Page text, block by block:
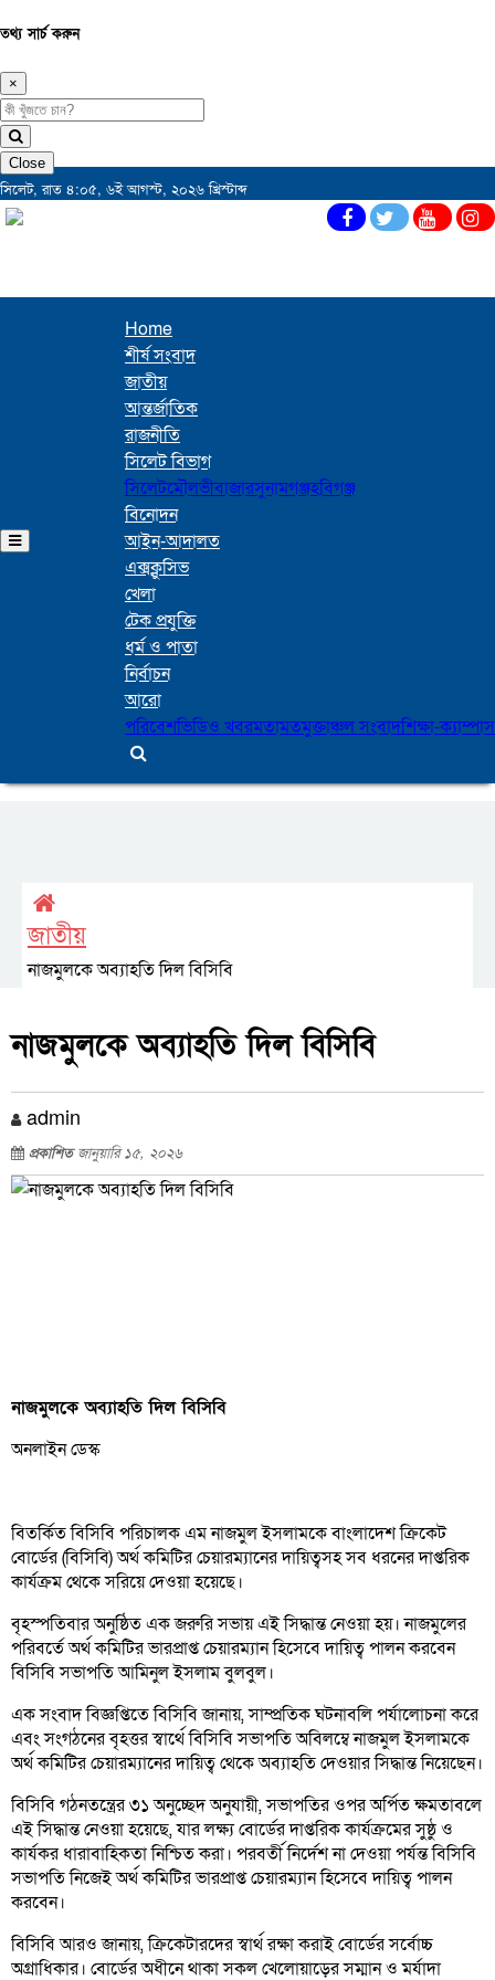
তথ্য সার্চ করুন
×
Close
সিলেট, রাত ৪:০৫, ৬ই আগস্ট, ২০২৬ খ্রিস্টাব্দ
Home
শীর্ষ সংবাদ
জাতীয়
আন্তর্জাতিক
রাজনীতি
সিলেট বিভাগ
সিলেটমৌলভীবাজারসুনামগঞ্জহবিগঞ্জ
বিনোদন
আইন-আদালত
এক্সক্লুসিভ
খেলা
টেক প্রযুক্তি
ধর্ম ও পাতা
নির্বাচন
আরো
পরিবেশভিডিও খবরমতামতমুক্তাঞ্চল সংবাদশিক্ষা-ক্যাম্পাস
জাতীয়
নাজমুলকে অব্যাহতি দিল বিসিবি
নাজমুলকে অব্যাহতি দিল বিসিবি
admin
প্রকাশিতজানুয়ারি ১৫, ২০২৬
নাজমুলকে অব্যাহতি দিল বিসিবি
অনলাইন ডেস্ক
বিতর্কিত বিসিবি পরিচালক এম নাজমুল ইসলামকে বাংলাদেশ ক্রিকেট
বোর্ডের (বিসিবি) অর্থ কমিটির চেয়ারম্যানের দায়িত্বসহ সব ধরনের দাপ্তরিক
কার্যক্রম থেকে সরিয়ে দেওয়া হয়েছে।
বৃহস্পতিবার অনুষ্ঠিত এক জরুরি সভায় এই সিদ্ধান্ত নেওয়া হয়। নাজমুলের
পরিবর্তে অর্থ কমিটির ভারপ্রাপ্ত চেয়ারম্যান হিসেবে দায়িত্ব পালন করবেন
বিসিবি সভাপতি আমিনুল ইসলাম বুলবুল।
এক সংবাদ বিজ্ঞপ্তিতে বিসিবি জানায়, সাম্প্রতিক ঘটনাবলি পর্যালোচনা করে
এবং সংগঠনের বৃহত্তর স্বার্থে বিসিবি সভাপতি অবিলম্বে নাজমুল ইসলামকে
অর্থ কমিটির চেয়ারম্যানের দায়িত্ব থেকে অব্যাহতি দেওয়ার সিদ্ধান্ত নিয়েছেন।
বিসিবি গঠনতন্ত্রের ৩১ অনুচ্ছেদ অনুযায়ী, সভাপতির ওপর অর্পিত ক্ষমতাবলে
এই সিদ্ধান্ত নেওয়া হয়েছে, যার লক্ষ্য বোর্ডের দাপ্তরিক কার্যক্রমের সুষ্ঠু ও
কার্যকর ধারাবাহিকতা নিশ্চিত করা। পরবর্তী নির্দেশ না দেওয়া পর্যন্ত বিসিবি
সভাপতি নিজেই অর্থ কমিটির ভারপ্রাপ্ত চেয়ারম্যান হিসেবে দায়িত্ব পালন
করবেন।
বিসিবি আরও জানায়, ক্রিকেটারদের স্বার্থ রক্ষা করাই বোর্ডের সর্বোচ্চ
অগ্রাধিকার। বোর্ডের অধীনে থাকা সকল খেলোয়াড়ের সম্মান ও মর্যাদা